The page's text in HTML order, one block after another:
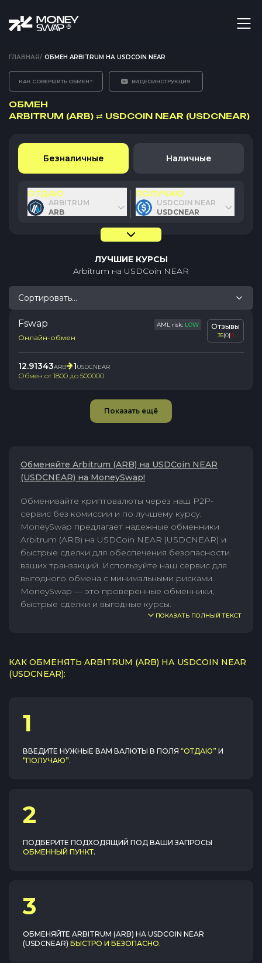
ГЛАВНАЯ/ ОБМЕН ARBITRUM НА USDCOIN NEAR
КАК СОВЕРШИТЬ ОБМЕН? ВИДЕОИНСТРУКЦИЯ
ОБМЕН
ARBITRUM (ARB) ⇄ USDCOIN NEAR (USDCNEAR)
Безналичные Наличные
ОТДАЮ
ARBITRUM
ARB
ПОЛУЧАЮ
USDCOIN NEAR
USDCNEAR
ЛУЧШИЕ КУРСЫ
Arbitrum на USDCoin NEAR
Сортировать...
Fswap AML risk: LOW
Онлайн-обмен
Отзывы
35|0|0
12.91343ARB 1USDCNEAR
Обмен от1800 до 500000
Показать ещё
Обменяйте Arbitrum (ARB) на USDCoin NEAR
(USDCNEAR) на MoneySwap!
Обменивайте криптовалюты через наш P2P-
сервис без комиссии и по лучшему курсу.
MoneySwap предлагает надежные обменники
Arbitrum (ARB) на USDCoin NEAR (USDCNEAR) и
быстрые сделки для обеспечения безопасности
ваших транзакций. Используйте наш сервис для
выгодного обмена с минимальными рисками.
MoneySwap — это проверенные обменники,
быстрые сделки и выгодные курсы.
ПОКАЗАТЬ ПОЛНЫЙ ТЕКСТ
КАК ОБМЕНЯТЬ ARBITRUM (ARB) НА USDCOIN NEAR
(USDCNEAR):
1
ВВЕДИТЕ НУЖНЫЕ ВАМ ВАЛЮТЫ В ПОЛЯ “ОТДАЮ” И
“ПОЛУЧАЮ”.
2
ПОДБЕРИТЕ ПОДХОДЯЩИЙ ПОД ВАШИ ЗАПРОСЫ
ОБМЕННЫЙ ПУНКТ.
3
ОБМЕНЯЙТЕ ARBITRUM (ARB) НА USDCOIN NEAR
(USDCNEAR) БЫСТРО И БЕЗОПАСНО.